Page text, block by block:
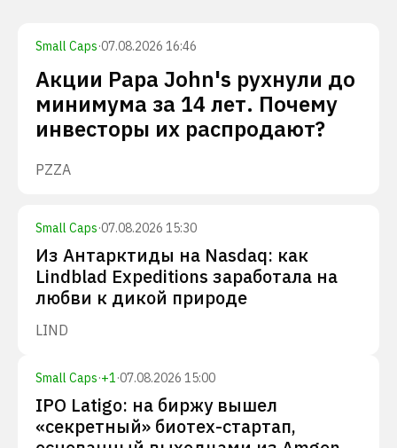
Small Caps·07.08.2026 16:46
Акции Papa John's рухнули до
минимума за 14 лет. Почему
инвесторы их распродают?
PZZA
Small Caps·07.08.2026 15:30
Из Антарктиды на Nasdaq: как
Lindblad Expeditions заработала на
любви к дикой природе
LIND
Small Caps·+1·07.08.2026 15:00
IPO Latigo: на биржу вышел
«секретный» биотех-стартап,